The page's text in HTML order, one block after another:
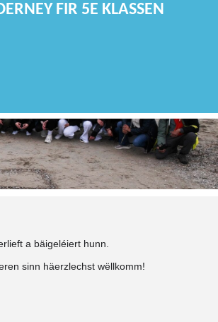
FIR 5E KLASSEN
a bäigeléiert hunn.
sinn häerzlechst wëllkomm!